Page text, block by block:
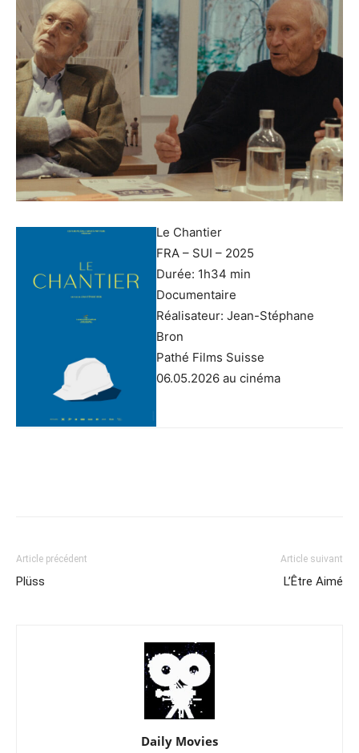
Le Chantier
FRA – SUI – 2025
Durée: 1h34 min
Documentaire
Réalisateur: Jean-Stéphane
Bron
Pathé Films Suisse
06.05.2026 au cinéma
Article précédent
Plüss
Article suivant
L’Être Aimé
Daily Movies